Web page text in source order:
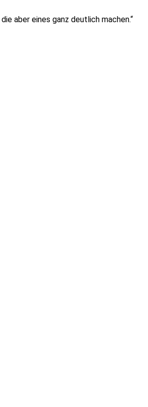
aber eines ganz deutlich machen.“